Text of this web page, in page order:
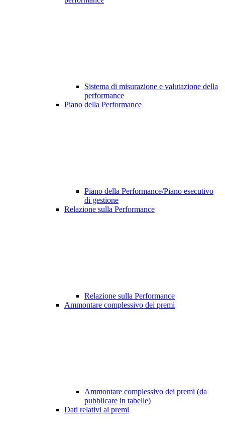
Sistema di misurazione e valutazione della
performance
Piano della Performance
Piano della Performance/Piano esecutivo
di gestione
Relazione sulla Performance
Relazione sulla Performance
Ammontare complessivo dei premi
Ammontare complessivo dei premi (da
pubblicare in tabelle)
Dati relativi ai premi